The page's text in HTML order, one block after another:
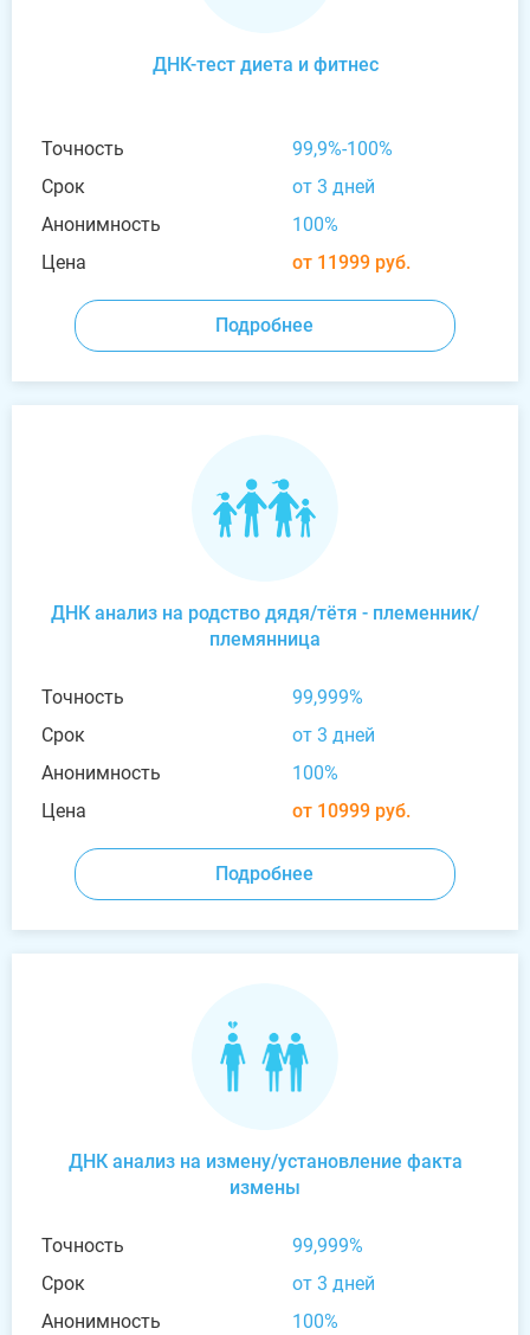
ДНК-тест диета и фитнес
Точность
99,9%-100%
Срок
от 3 дней
Анонимность
100%
Цена
от 11999 руб.
Подробнее
ДНК анализ на родство дядя/тётя - племенник/
племянница
Точность
99,999%
Срок
от 3 дней
Анонимность
100%
Цена
от 10999 руб.
Подробнее
ДНК анализ на измену/установление факта
измены
Точность
99,999%
Срок
от 3 дней
Анонимность
100%